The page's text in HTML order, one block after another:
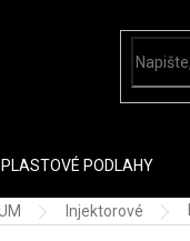
PLASTOVÉ PODLAHY
Injektorové